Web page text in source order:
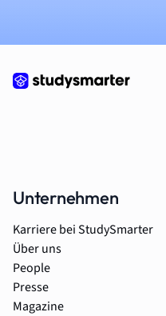
Unternehmen
Karriere bei StudySmarter
Über uns
People
Presse
Magazine